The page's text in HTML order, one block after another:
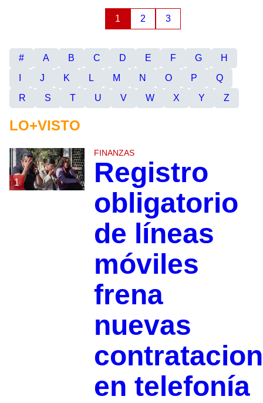
1 2 3
# A B C D E F G
H
J K L M N O P
Q
R
S T U V W X Y Z
LO+VISTO
1
FINANZAS
Registro
obligatorio
de líneas
móviles
frena
nuevas
en telefonía